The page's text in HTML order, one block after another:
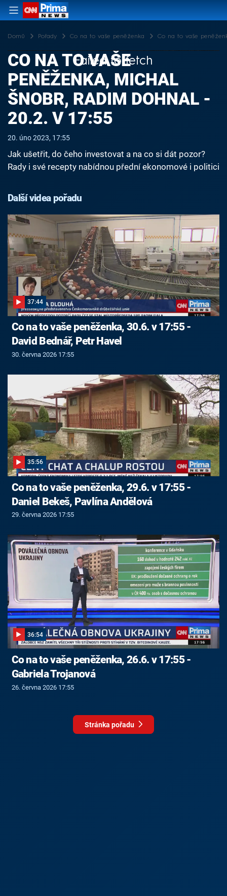
Domů Pořady Co na to vaše peněženka Co na to vaše
Failed to fetch
CO NA TO VAŠE
PENĚŽENKA, MICHAL
ŠNOBR, RADIM DOHNAL -
20.2. V 17:55
20. úno 2023, 17:55
Jak ušetřit, do čeho investovat a na co si dát pozor?
Rady i své recepty nabídnou přední ekonomové i politici
Další videa pořadu
37:44
Co na to vaše peněženka, 30.6. v 17:55 -
David Bednář, Petr Havel
30. června 2026 17:55
35:56
Co na to vaše peněženka, 29.6. v 17:55 -
Daniel Bekeš, Pavlína Andělová
29. června 2026 17:55
36:54
Co na to vaše peněženka, 26.6. v 17:55 -
Gabriela Trojanová
26. června 2026 17:55
Stránka pořadu